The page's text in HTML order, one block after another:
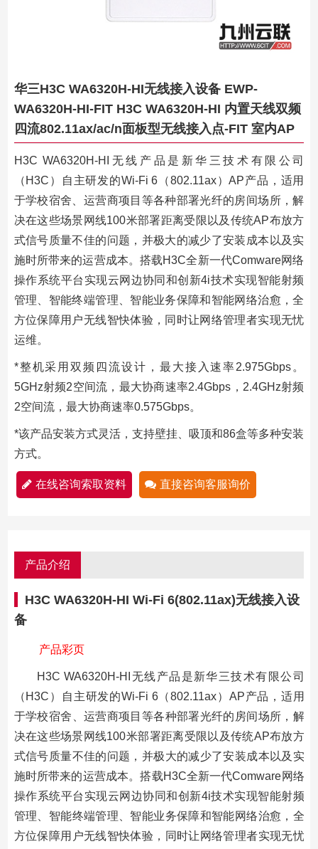
华三H3C WA6320H-HI无线接入设备 EWP-
WA6320H-HI-FIT H3C WA6320H-HI 内置天线双频
四流802.11ax/ac/n面板型无线接入点-FIT 室内AP
H3C WA6320H-HI无线产品是新华三技术有限公司
（H3C）自主研发的Wi-Fi 6（802.11ax）AP产品，适用
于学校宿舍、运营商项目等各种部署光纤的房间场所，解
决在这些场景网线100米部署距离受限以及传统AP布放方
式信号质量不佳的问题，并极大的减少了安装成本以及实
施时所带来的运营成本。搭载H3C全新一代Comware网络
操作系统平台实现云网边协同和创新4i技术实现智能射频
管理、智能终端管理、智能业务保障和智能网络治愈，全
方位保障用户无线智快体验，同时让网络管理者实现无忧
运维。
*整机采用双频四流设计，最大接入速率2.975Gbps。
5GHz射频2空间流，最大协商速率2.4Gbps，2.4GHz射频
2空间流，最大协商速率0.575Gbps。
*该产品安装方式灵活，支持壁挂、吸顶和86盒等多种安装
方式。
在线咨询索取资料 直接咨询客服询价
产品介绍
H3C WA6320H-HI Wi-Fi 6(802.11ax)无线接入设
备
产品彩页
H3C WA6320H-HI无线产品是新华三技术有限公司
（H3C）自主研发的Wi-Fi 6（802.11ax）AP产品，适用
于学校宿舍、运营商项目等各种部署光纤的房间场所，解
决在这些场景网线100米部署距离受限以及传统AP布放方
式信号质量不佳的问题，并极大的减少了安装成本以及实
施时所带来的运营成本。搭载H3C全新一代Comware网络
操作系统平台实现云网边协同和创新4i技术实现智能射频
管理、智能终端管理、智能业务保障和智能网络治愈，全
方位保障用户无线智快体验，同时让网络管理者实现无忧